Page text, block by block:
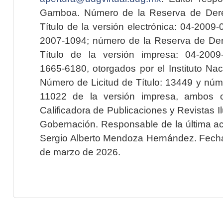
Gamboa. Número de la Reserva de
Título de la versión electrónica: 04-2009-
2007-1094; número de la Reserva de
Título de la versión impresa: 04-2009-
1665-6180, otorgados por el Instituto
Número de Licitud de Título: 13449 y
11022 de la versión impresa, ambos
Calificadora de Publicaciones y Revistas
Gobernación. Responsable de la última
Sergio Alberto Mendoza Hernández.
de marzo de 2026.